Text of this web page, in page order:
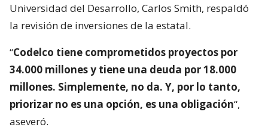
Universidad del Desarrollo, Carlos Smith, respaldó
la revisión de inversiones de la estatal.
“Codelco tiene comprometidos proyectos por
34.000 millones y tiene una deuda por 18.000
millones. Simplemente, no da. Y, por lo tanto,
priorizar no es una opción, es una obligación“,
aseveró.